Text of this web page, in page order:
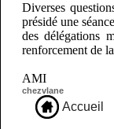
Diverses
présidé une
des délégations
renforcement de
AMI
chezvlane
Accueil